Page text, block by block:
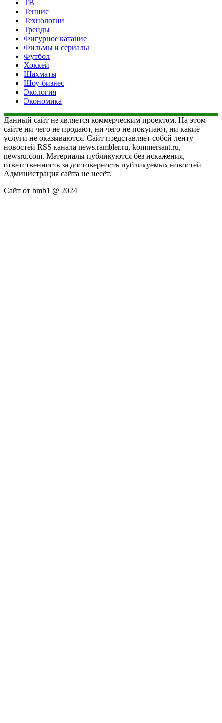
ТВ
Теннис
Технологии
Тренды
Фигурное катание
Фильмы и сериалы
Футбол
Хоккей
Шахматы
Шоу-бизнес
Экология
Экономика
Данный сайт не является коммерческим проектом. На этом
сайте ни чего не продают, ни чего не покупают, ни какие
услуги не оказываются. Сайт представляет собой ленту
новостей RSS канала news.rambler.ru, kommersant.ru,
newsru.com. Материалы публикуются без искажения,
ответственность за достоверность публикуемых новостей
Администрация сайта не несёт.
Сайт от bmb1 @ 2024